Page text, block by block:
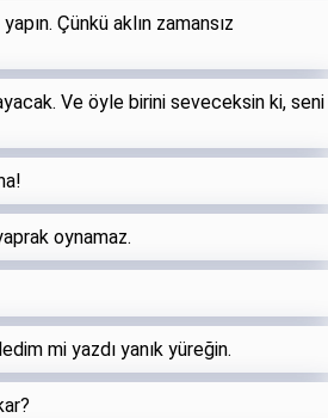
Çünkü aklın zamansız
Ve öyle birini seveceksin ki, seni
oynamaz.
mi yazdı yanık yüreğin.